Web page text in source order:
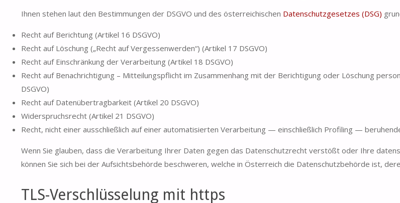
Ihnen stehen laut den Bestimmungen der DSGVO und des österreichischen Datenschutzgesetzes (DSG)
Recht auf Berichtung (Artikel 16 DSGVO)
Recht auf Löschung („Recht auf Vergessenwerden“) (Artikel 17 DSGVO)
Recht auf Einschränkung der Verarbeitung (Artikel 18 DSGVO)
Recht auf Benachrichtigung – Mitteilungspflicht im Zusammenhang mit der Berichtigung oder Löschung
DSGVO)
Recht auf Datenübertragbarkeit (Artikel 20 DSGVO)
Widerspruchsrecht (Artikel 21 DSGVO)
Recht, nicht einer ausschließlich auf einer automatisierten Verarbeitung — einschließlich Profiling —
Wenn Sie glauben, dass die Verarbeitung Ihrer Daten gegen das Datenschutzrecht verstößt oder Ihre
können Sie sich bei der Aufsichtsbehörde beschweren, welche in Österreich die Datenschutzbehörde ist,
TLS-Verschlüsselung mit https